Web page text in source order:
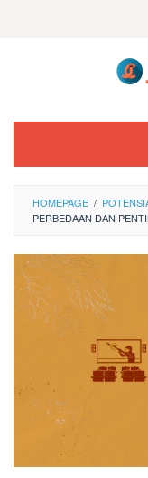
HOMEPAGE /
PERBEDAAN DAN